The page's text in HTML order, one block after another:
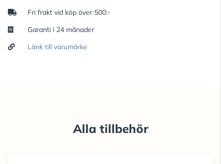
Fri frakt vid köp över 500:-
Garanti i 24 månader
Länk till varumärke
Alla tillbehör